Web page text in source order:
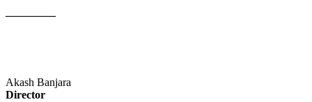
Akash Banjara
Director